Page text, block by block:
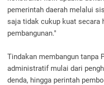
pemerintah daerah melalui
saja tidak cukup kuat secara
pembangunan."
Tindakan membangun tanpa
administratif mulai dari
denda, hingga perintah